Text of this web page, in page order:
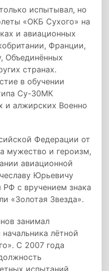
испытывал, но
«ОКБ Сухого» на
и авиационных
Франции,
Объединённых
странах.
в обучении
Су-30МК
и алжирских Военно
Федерации от
мужество и героизм,
авиационной
Юрьевичу
РФ с вручением знака
«Золотая Звезда».
занимал
лётной
С 2007 года
испытаний,